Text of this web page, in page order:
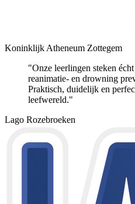
Koninklijk Atheneum Zottegem
"Onze leerlingen steken
reanimatie- en drowning
Praktisch, duidelijk en
leefwereld."
Lago Rozebroeken